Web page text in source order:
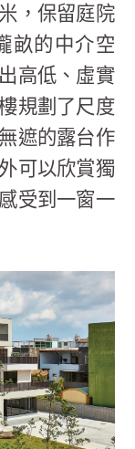
，保留庭院
畝的中介空
高低、虛實
規劃了尺度
遮的露台作
可以欣賞獨
受到一窗一